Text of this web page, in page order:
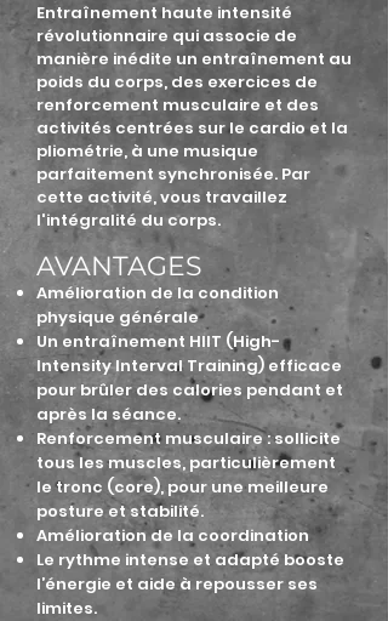
Entraînement haute intensité
révolutionnaire qui associe de
manière inédite un entraînement au
poids du corps, des exercices de
renforcement musculaire et des
activités centrées sur le cardio et la
pliométrie, à une musique
parfaitement synchronisée. Par
cette activité, vous travaillez
l'intégralité du corps.
AVANTAGES
Amélioration de la condition
physique générale
Un entraînement HIIT (High-
Intensity Interval Training) efficace
pour brûler des calories pendant et
après la séance.
Renforcement musculaire :sollicite
tous les muscles, particulièrement
le tronc (core), pour une meilleure
posture et stabilité.
Amélioration de la coordination
Le rythme intense et adapté booste
l’énergie et aide à repousser ses
limites.